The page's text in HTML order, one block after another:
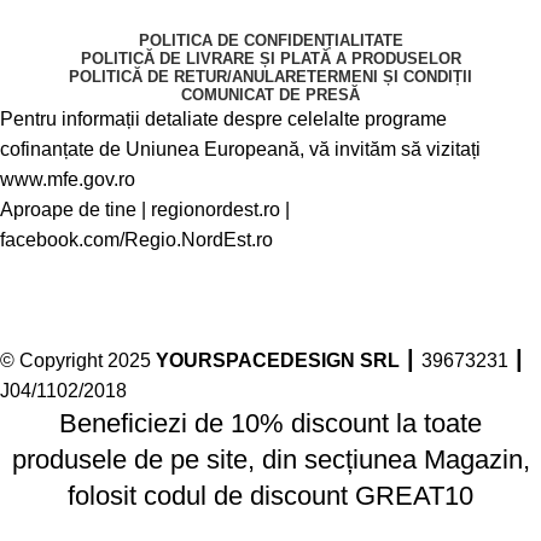
POLITICA DE CONFIDENȚIALITATE
POLITICĂ DE LIVRARE ȘI PLATĂ A PRODUSELOR
POLITICĂ DE RETUR/ANULARETERMENI ȘI CONDIȚII
COMUNICAT DE PRESĂ
Pentru informații detaliate despre celelalte programe
cofinanțate de Uniunea Europeană, vă invităm să vizitați
www.mfe.gov.ro
Aproape de tine | regionordest.ro
facebook.com/Regio.NordEst.ro
© Copyright 2025 YOURSPACEDESIGN SRL ┃ 39673231 ┃
J04/1102/2018
Beneficiezi de 10% discount la toate
produsele de pe site, din secțiunea Magazin,
folosit codul de discount GREAT10